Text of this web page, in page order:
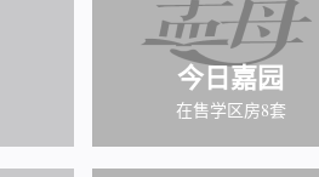
今日嘉园
在售学区房8套